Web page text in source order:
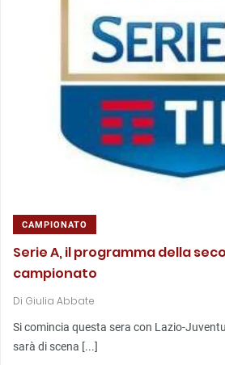
CAMPIONATO
Serie A, il programma della
campionato
Di Giulia Abbate
Si comincia questa sera con Lazio-
sarà di scena [...]